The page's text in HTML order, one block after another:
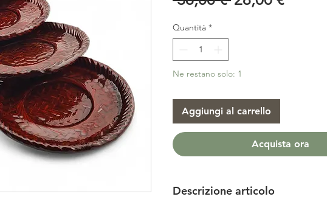
Quantità *
Ne restano solo: 1
Aggiungi al carrello
Acquista ora
Descrizione articolo